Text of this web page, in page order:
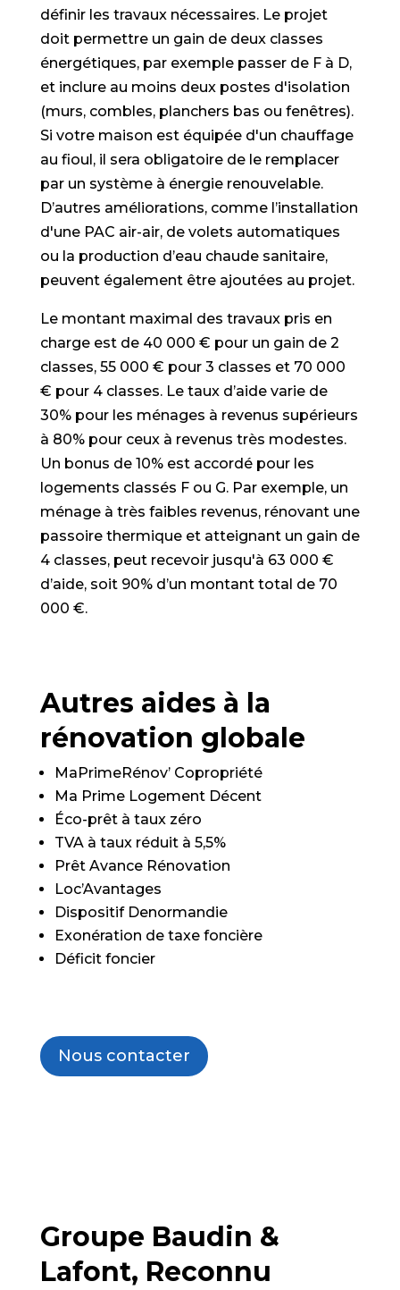
définir les travaux nécessaires. Le projet
doit permettre un gain de deux classes
énergétiques, par exemple passer de F à D,
et inclure au moins deux postes d'isolation
(murs, combles, planchers bas ou fenêtres).
Si votre maison est équipée d'un chauffage
au fioul, il sera obligatoire de le remplacer
par un système à énergie renouvelable.
D’autres améliorations, comme l’installation
d'une PAC air-air, de volets automatiques
ou la production d’eau chaude sanitaire,
peuvent également être ajoutées au projet.
Le montant maximal des travaux pris en
charge est de 40 000 € pour un gain de 2
classes, 55 000 € pour 3 classes et 70 000
€ pour 4 classes. Le taux d’aide varie de
30% pour les ménages à revenus supérieurs
à 80% pour ceux à revenus très modestes.
Un bonus de 10% est accordé pour les
logements classés F ou G. Par exemple, un
ménage à très faibles revenus, rénovant une
passoire thermique et atteignant un gain de
4 classes, peut recevoir jusqu'à 63 000 €
d’aide, soit 90% d’un montant total de 70
000 €.
Autres aides à la
rénovation globale
MaPrimeRénov’ Copropriété
Ma Prime Logement Décent
Éco-prêt à taux zéro
TVA à taux réduit à 5,5%
Prêt Avance Rénovation
Loc’Avantages
Dispositif Denormandie
Exonération de taxe foncière
Déficit foncier
Nous contacter
Groupe Baudin &
Lafont, Reconnu